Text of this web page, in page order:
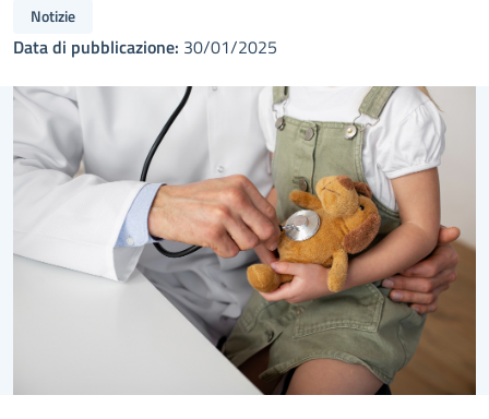
Notizie
Data di pubblicazione: 30/01/2025